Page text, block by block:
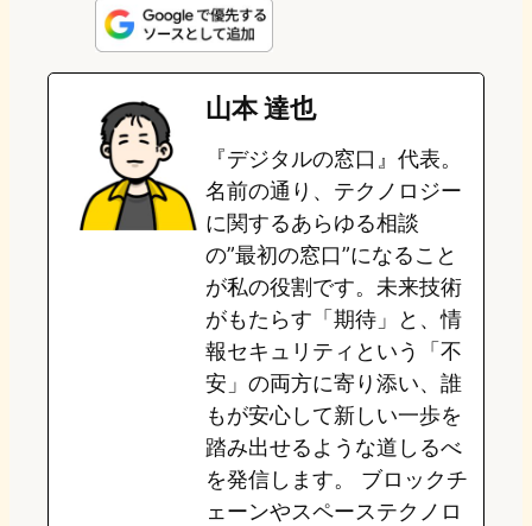
n
e
s
t
o
o
n
u
e
s
k
e
b
o
o
k
e
a
山本 達也
『デジタルの窓口』代表。
名前の通り、テクノロジー
に関するあらゆる相談
の”最初の窓口”になること
が私の役割です。未来技術
がもたらす「期待」と、情
報セキュリティという「不
安」の両方に寄り添い、誰
もが安心して新しい一歩を
踏み出せるような道しるべ
を発信します。 ブロックチ
ェーンやスペーステクノロ